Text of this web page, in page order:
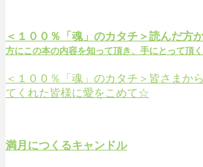
＜１００％「魂」のカタチ＞読んだ方
方にこの本の内容を知って頂き、手にとって頂
＜１００％「魂」のカタチ＞皆さまか
てくれた皆様に愛をこめて☆
満月につくるキャンドル